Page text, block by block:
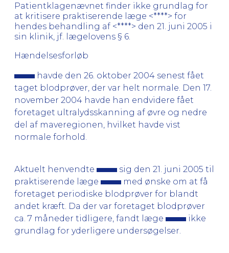
Patientklagenævnet finder ikke grundlag for
at kritisere praktiserende læge <****> for
hendes behandling af <****> den 21. juni 2005 i
sin klinik, jf. lægelovens § 6.
Hændelsesforløb
havde den 26. oktober 2004 senest fået
taget blodprøver, der var helt normale. Den 17.
november 2004 havde han endvidere fået
foretaget ultralydsskanning af øvre og nedre
del af maveregionen, hvilket havde vist
normale forhold.
Aktuelt henvendte
sig den 21. juni 2005 til
praktiserende læge
med ønske om at få
foretaget periodiske blodprøver for blandt
andet kræft. Da der var foretaget blodprøver
ca. 7 måneder tidligere, fandt læge
ikke
grundlag for yderligere undersøgelser.